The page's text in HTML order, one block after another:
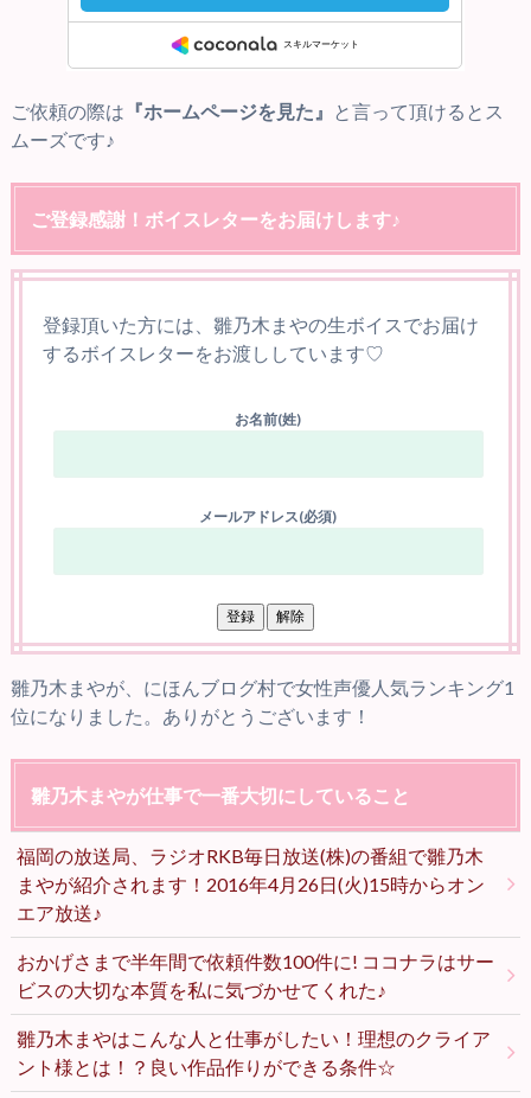
ご依頼の際は 『ホームページを見た』
と言って頂けるとス
ムーズです♪
ご登録感謝！ボイスレターをお届けします♪
登録頂いた方には、雛乃木まやの生ボイスでお届け
するボイスレターをお渡ししています♡
お名前(姓)
メールアドレス(必須)
雛乃木まやが、にほんブログ村で女性声優人気ランキング1
位になりました。ありがとうございます！
雛乃木まやが仕事で一番大切にしていること
福岡の放送局、ラジオRKB毎日放送(株)の番組で雛乃木
まやが紹介されます！2016年4月26日(火)15時からオン
エア放送♪
おかげさまで半年間で依頼件数100件に! ココナラはサー
ビスの大切な本質を私に気づかせてくれた♪
雛乃木まやはこんな人と仕事がしたい！理想のクライア
ント様とは！？良い作品作りができる条件☆